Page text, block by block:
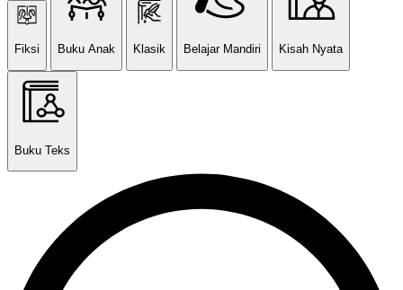
Fiksi Buku Anak Klasik Belajar Mandiri Kisah Nyata
Buku Teks